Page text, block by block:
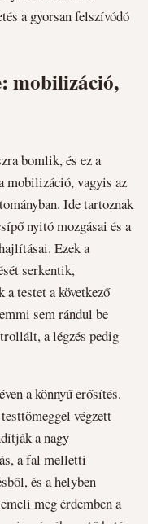
a gyorsan felszívódó
mobilizáció,
bomlik, és ez a
mobilizáció, vagyis az
Ide tartoznak
nyitó mozgásai és a
Ezek a
serkentik,
testet a következő
sem rándul be
a légzés pedig
a könnyű erősítés.
végzett
a nagy
a fal melletti
és a helyben
meg érdemben a